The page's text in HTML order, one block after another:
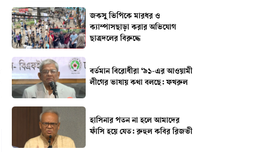
জকসু ভিপিকে মারধর ও
ক্যাম্পাসছাড়া করার অভিযোগ
ছাত্রদলের বিরুদ্ধে
বর্তমান বিরোধীরা ‘৯১-এর আওয়ামী
লীগের ভাষায় কথা বলছে: ফখরুল
হাসিনার পতন না হলে আমাদের
ফাঁসি হয়ে যেত: রুহুল কবির রিজভী